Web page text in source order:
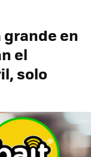
en
el
solo